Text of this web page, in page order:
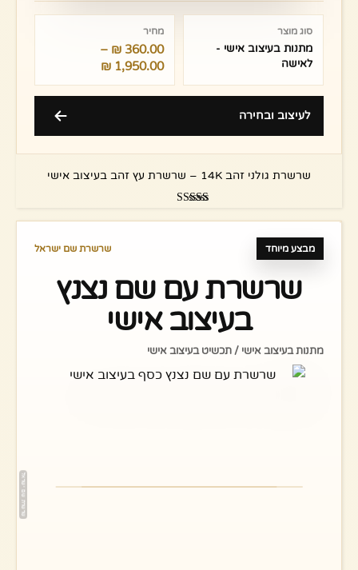
סוג מוצר
מתנות בעיצוב אישי -
לאישה
מחיר
360.00
₪
–
1,950.00
₪
לעיצוב ובחירה
שרשרת גולני זהב 14K – שרשרת עץ זהב בעיצוב אישי
4.89
מבצע מיוחד שרשרת שם ישראל
שרשרת עם שם נצנץ
בעיצוב אישי
מתנות בעיצוב אישי / תכשיט בעיצוב אישי